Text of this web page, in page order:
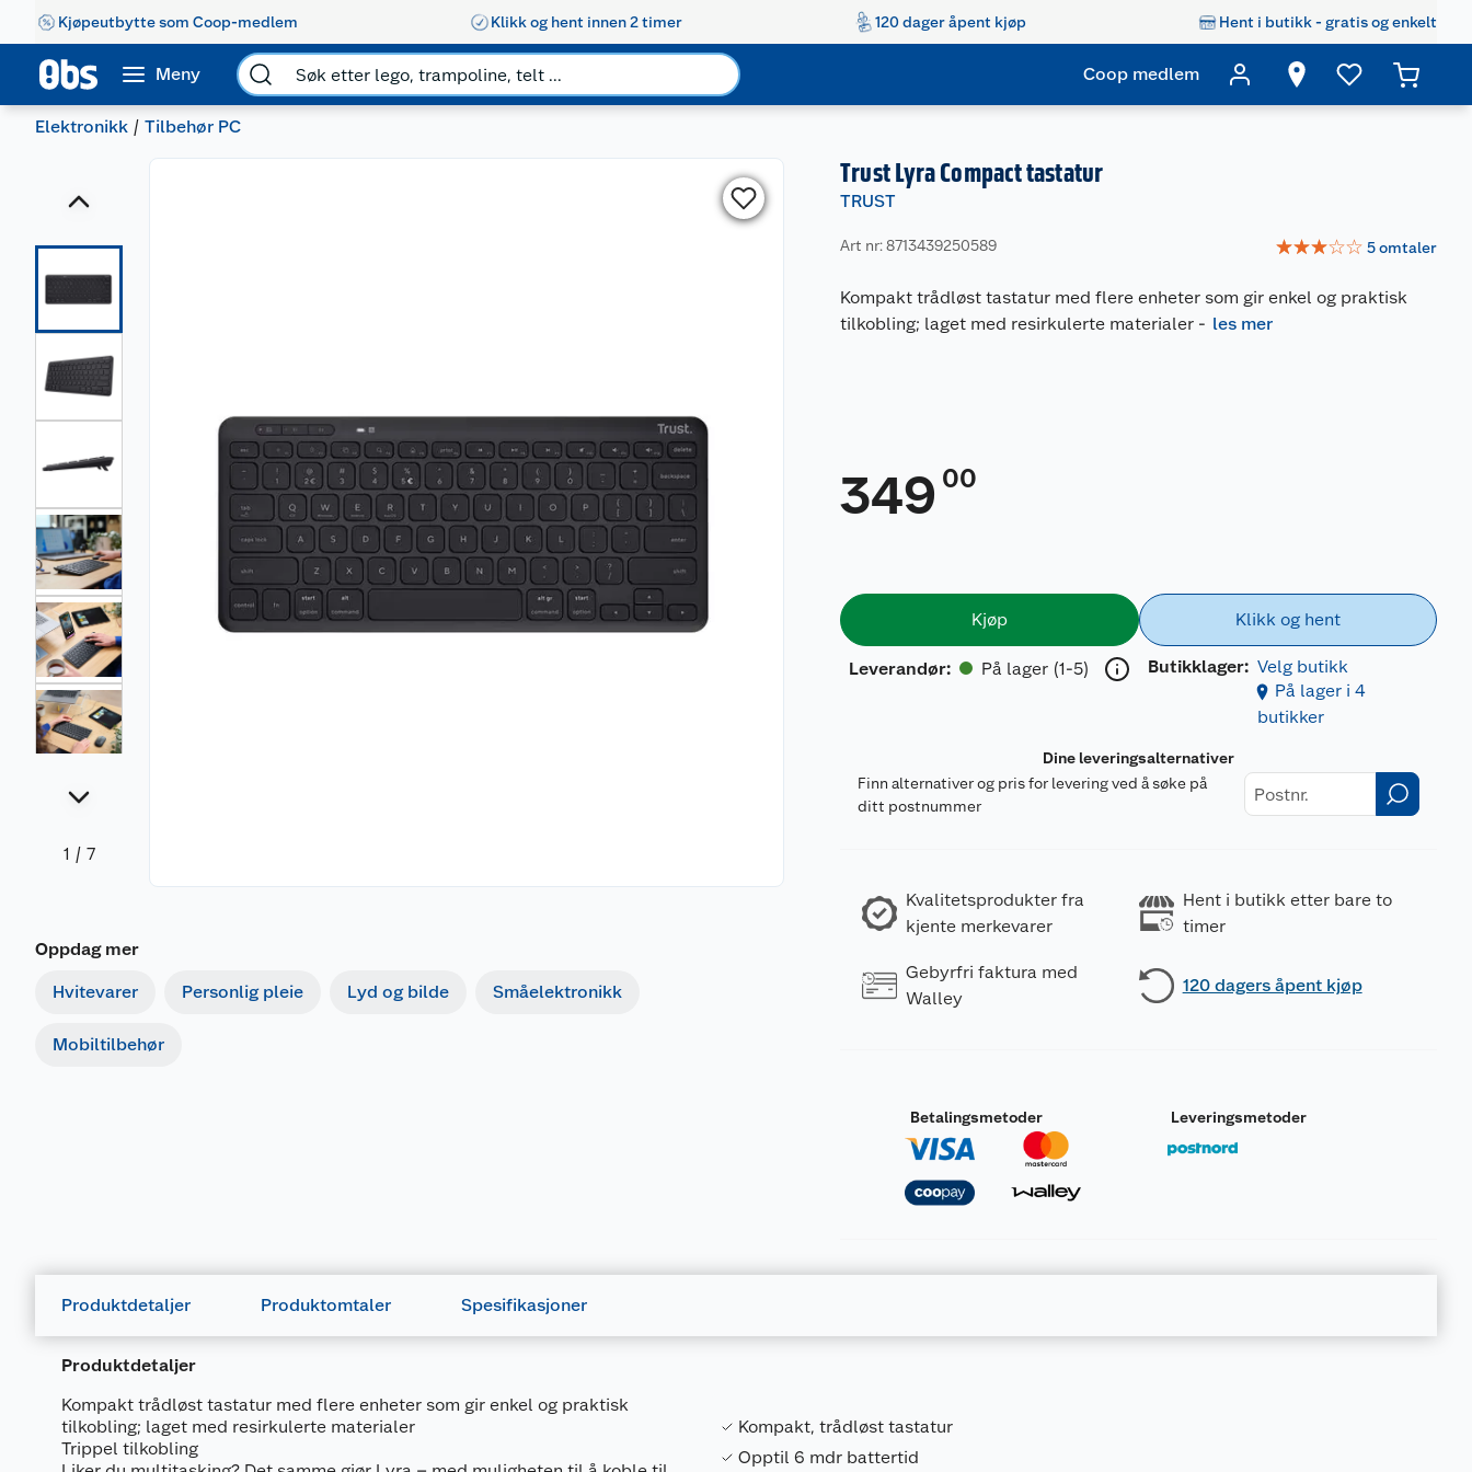
Kjøpeutbytte som Coop-medlem Klikk og hent innen 2 timer 120 dager åpent kjøp Hent i butikk - gratis og enkelt
Meny Coop medlem
Elektronikk Tilbehør PC
1 / 7
Oppdag mer
Hvitevarer Personlig pleie Lyd og bilde Småelektronikk
Mobiltilbehør
Trust Lyra Compact tastatur
TRUST
Art nr: 8713439250589 ☆☆☆☆☆ 5omtaler
Kompakt trådløst tastatur med flere enheter som gir enkel og praktisk
tilkobling; laget med resirkulerte materialer - les mer
349 00
Kjøp
Leverandør: På lager (1-5)
Klikk og hent
Butikklager: Velg butikk
På lager i 4
butikker
Dine leveringsalternativer
Finn alternativer og pris for levering ved å søke på
ditt postnummer
Kvalitetsprodukter fra
kjente merkevarer
Hent i butikk etter bare to
timer
Gebyrfri faktura med
Walley
120 dagers åpent kjøp
Betalingsmetoder Leveringsmetoder
Produktdetaljer Produktomtaler Spesifikasjoner
Produktdetaljer
Kompakt trådløst tastatur med flere enheter som gir enkel og praktisk
tilkobling; laget med resirkulerte materialer
Trippel tilkobling
Kompakt, trådløst tastatur
Opptil 6 mdr battertid